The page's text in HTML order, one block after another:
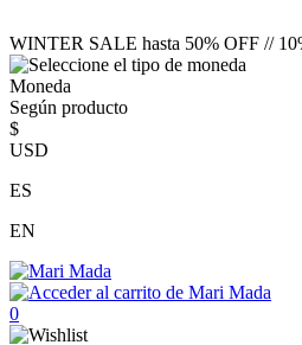
WINTER SALE hasta 50% OFF //
Moneda
Según producto
$
USD
ES
EN
0